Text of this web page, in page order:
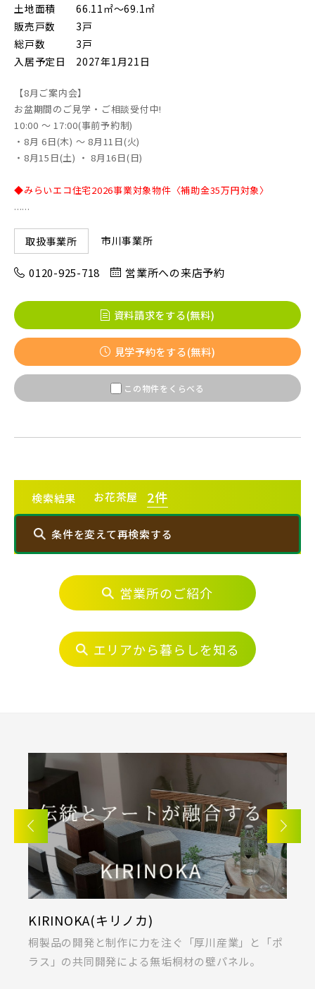
JR川越線
JR東北本線 [宇都宮線]
JR高崎線
JR常磐線 [各駅停車]
JR常磐線 [快速]
JR常磐線 [上野～仙台]
JR成田線 [我孫子～成田]
JR中央線
東武スカイツリーライン
東武日光線
東武アーバンパークライン
東武東上本線
【予告広告】リーズン青砥 アイ・ラウンジ
【予告広告】◆京成本線・京成押上線「青砥」駅徒歩8分の駅
近プロジェクト始動!!◆京成押上線「京成立石」駅徒歩10分◆
京成本線「お花茶屋」駅徒歩15分〈モデルハ...
このカコミに
物件概要が表示されます
地図にあるご希望の物件アイコンをクリックすると
すぐに入居可能
販売開始前
駅から10分以内
小学校まで徒歩圏内
すべて
すべて 外観
キッチン
その他 関連画像
指定なし
すぐに入居可能
販売開始前の物件
埼玉県北足立郡伊奈町
千葉県船橋市 千葉県流山市
埼玉県川越市 埼玉県川口市
土地面積
66.11㎡～69.1㎡
販売戸数
3戸
総戸数
3戸
入居予定日
2027年1月21日
【8月ご案内会】
お盆期間のご見学・ご相談受付中!
10:00 ～ 17:00(事前予約制)
・8月 6日(木) ～ 8月11日(火)
・8月15日(土) ・ 8月16日(日)
◆みらいエコ住宅2026事業対象物件〈補助金35万円対象〉
......
取扱事業所 市川事業所
0120-925-718 営業所への来店予約
資料請求をする(無料)
見学予約をする(無料)
この物件をくらべる
検索結果 お花茶屋 2件
条件を変えて再検索する
エリアから探す
埼玉・中央エリア(51)
さいたま市中央区(0)
さいたま市桜区(2)
さいたま市浦和区(0)
さいたま市南区(6)
さいたま市緑区(1)
さいたま市岩槻区(0)
川越市(3)
川口市(11)
所沢市(1)
上尾市(2)
蕨市(0)
戸田市(0)
朝霞市(1)
志木市(0)
新座市(2)
桶川市(2)
久喜市(1)
営業所のご紹介
エリアから暮らしを知る
KIRINOKA(キリノカ)
桐製品の開発と制作に力を注ぐ「厚川産業」と「ポ
ラス」の共同開発による無垢桐材の壁パネル。